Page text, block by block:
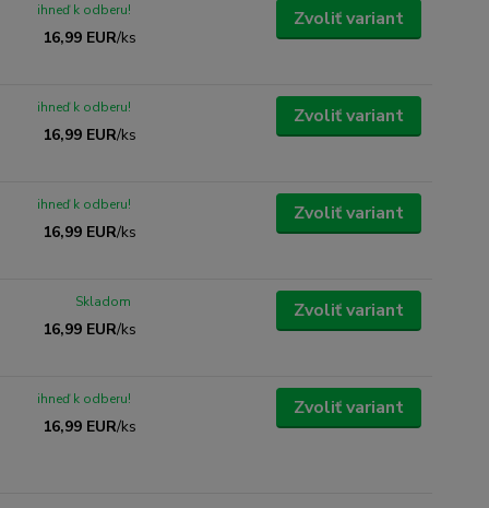
16,99 EUR/ks
ihneď k odberu! Zvoliť variant
16,99 EUR/ks
ihneď k odberu! Zvoliť variant
16,99 EUR/ks
ihneď k odberu! Zvoliť variant
16,99 EUR/ks
Skladom Zvoliť variant
16,99 EUR/ks
ihneď k odberu! Zvoliť variant